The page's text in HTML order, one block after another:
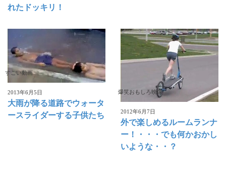
れたドッキリ！
すごい動画
2013年6月5日
大雨が降る道路でウォータ
ースライダーする子供たち
爆笑おもしろ映像
2012年6月7日
外で楽しめるルームランナ
ー！・・・でも何かおかし
いような・・？